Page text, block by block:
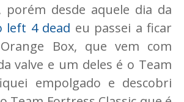
porém desde aquele dia da
left 4 dead eu passei a ficar
Box, que vem com
valve e um deles é o Team
empolgado e descobri